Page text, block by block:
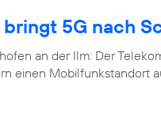
5G nach
an der Ilm: Der
einen Mobilfunkstandort